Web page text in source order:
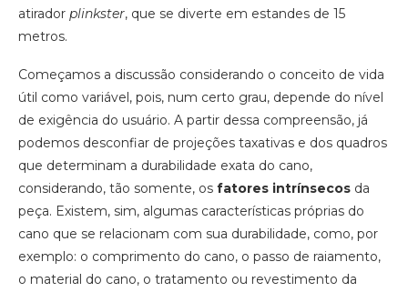
atirador plinkster, que se diverte em estandes de 15
metros.
Começamos a discussão considerando o conceito de vida
útil como variável, pois, num certo grau, depende do nível
de exigência do usuário. A partir dessa compreensão, já
podemos desconfiar de projeções taxativas e dos quadros
que determinam a durabilidade exata do cano,
considerando, tão somente, os fatores intrínsecos da
peça. Existem, sim, algumas características próprias do
cano que se relacionam com sua durabilidade, como, por
exemplo: o comprimento do cano, o passo de raiamento,
o material do cano, o tratamento ou revestimento da